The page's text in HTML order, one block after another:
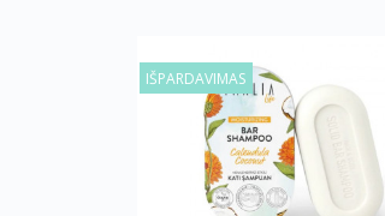
IŠPARDAVIMAS